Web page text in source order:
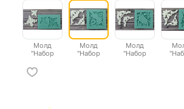
Молд
"Набор
Молд
"Набор
Молд
"Набор